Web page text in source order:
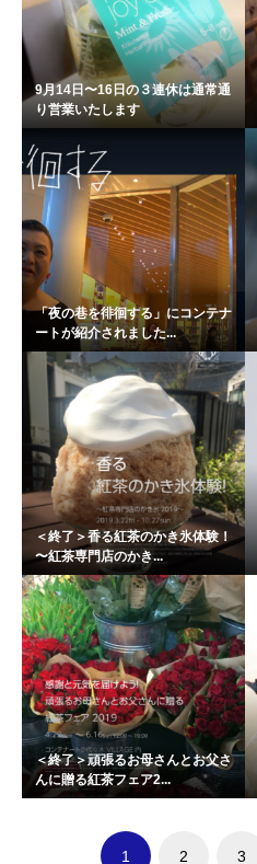
9月14日〜16日の３連休は通常通
り営業いたします
「夜の巷を徘徊する」にコンテナ
ートが紹介されました...
＜終了＞香る紅茶のかき氷体験！
〜紅茶専門店のかき...
＜終了＞頑張るお母さんとお父さ
んに贈る紅茶フェア2...
1 2 3